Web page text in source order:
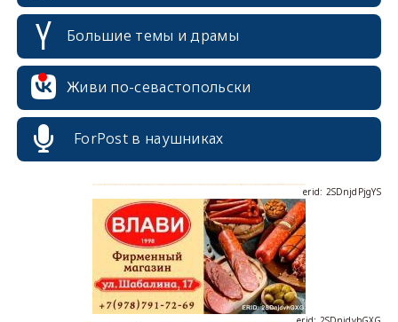
Большие темы и драмы
Живи по-севастопольски
ForPost в наушниках
erid: 2SDnjcrDNw6
erid: 2SDnjdvhGXG